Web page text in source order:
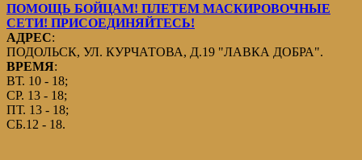
ПОМОЩЬ БОЙЦАМ! ПЛЕТЕМ МАСКИРОВОЧНЫЕ
СЕТИ! ПРИСОЕДИНЯЙТЕСЬ!
АДРЕС:
ПОДОЛЬСК, УЛ. КУРЧАТОВА, Д.19 "ЛАВКА ДОБРА".
ВРЕМЯ:
ВТ. 10 - 18;
СР. 13 - 18;
ПТ. 13 - 18;
СБ.12 - 18.